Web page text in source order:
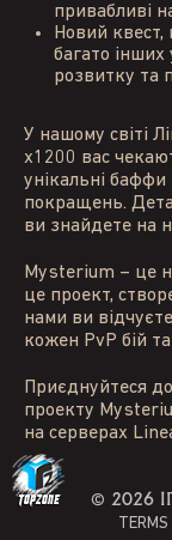
привабливі
Новий
багато
розвитку та
У нашому світі
x1200 вас
унікальні
покращень.
ви знайдете на
Mysterium – це
це проект,
нами ви
кожен PvP бій
Приєднуйтеся
проекту
на серверах
© 2026